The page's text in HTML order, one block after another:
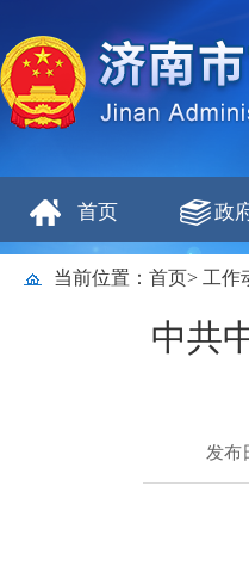
首页 政
当前位置： 首页> 工作
中共
发布